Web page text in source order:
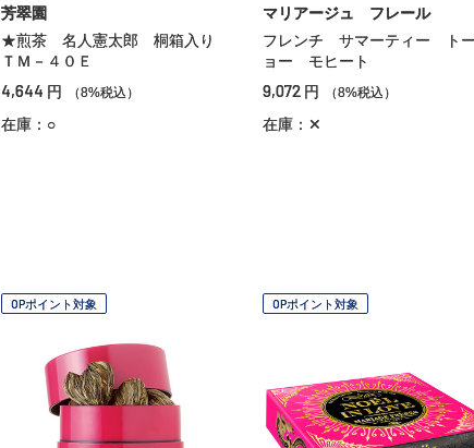
芳翠園
★煎茶 名人憲太郎 桐箱入り
ＴＭ－４０Ｅ
4,644 円 （8%税込）
在庫：○
マリアージュ フレール
フレンチ サマーティー ト
ョー モヒート
9,072 円 （8%税込）
在庫：✕
OPポイント対象 OPポイント対象